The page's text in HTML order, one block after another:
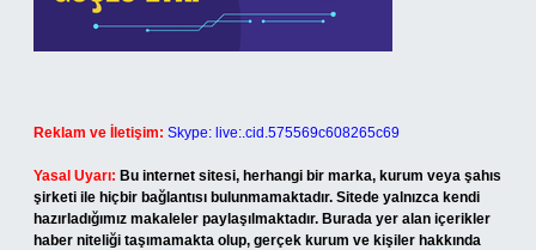
Reklam ve İletişim: Skype: live:.cid.575569c608265c69
Yasal Uyarı: Bu internet sitesi, herhangi bir marka, kurum veya şahıs
şirketi ile hiçbir bağlantısı bulunmamaktadır. Sitede yalnızca kendi
hazırladığımız makaleler paylaşılmaktadır. Burada yer alan içerikler
haber niteliği taşımamakta olup, gerçek kurum ve kişiler hakkında